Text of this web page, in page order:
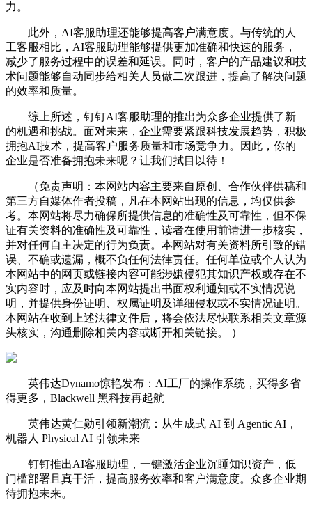
力。
此外，AI客服助理还能够提高客户满意度。与传统的人
工客服相比，AI客服助理能够提供更加准确和快速的服务，
减少了服务过程中的误差和延误。同时，客户的产品建议和技
术问题能够自动同步给相关人员做二次跟进，提高了解决问题
的效率和质量。
综上所述，钉钉AI客服助理的推出为众多企业提供了新
的机遇和挑战。面对未来，企业需要紧跟科技发展趋势，积极
拥抱AI技术，提高客户服务质量和市场竞争力。因此，你的
企业是否准备拥抱未来呢？让我们拭目以待！
（免责声明：本网站内容主要来自原创、合作伙伴供稿和
第三方自媒体作者投稿，凡在本网站出现的信息，均仅供参
考。本网站将尽力确保所提供信息的准确性及可靠性，但不保
证有关资料的准确性及可靠性，读者在使用前请进一步核实，
并对任何自主决定的行为负责。本网站对有关资料所引致的错
误、不确或遗漏，概不负任何法律责任。任何单位或个人认为
本网站中的网页或链接内容可能涉嫌侵犯其知识产权或存在不
实内容时，应及时向本网站提出书面权利通知或不实情况说
明，并提供身份证明、权属证明及详细侵权或不实情况证明。
本网站在收到上述法律文件后，将会依法尽快联系相关文章源
头核实，沟通删除相关内容或断开相关链接。 ）
英伟达Dynamo惊艳发布：AI工厂的操作系统，买得多省
得更多，Blackwell 黑科技再起航
英伟达黄仁勋引领新潮流：从生成式 AI 到 Agentic AI，
机器人 Physical AI 引领未来
钉钉推出AI客服助理，一键激活企业沉睡知识资产，低
门槛部署且真干活，提高服务效率和客户满意度。众多企业期
待拥抱未来。